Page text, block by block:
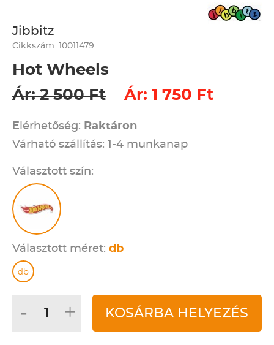
Jibbitz
Cikkszám: 10011479
Hot Wheels
Ár: 2 500 Ft
Ár: 1 750 Ft
Elérhetőség: Raktáron
Várható szállítás: 1-4 munkanap
Választott szín:
Választott méret: db
db
- + KOSÁRBA HELYEZÉS